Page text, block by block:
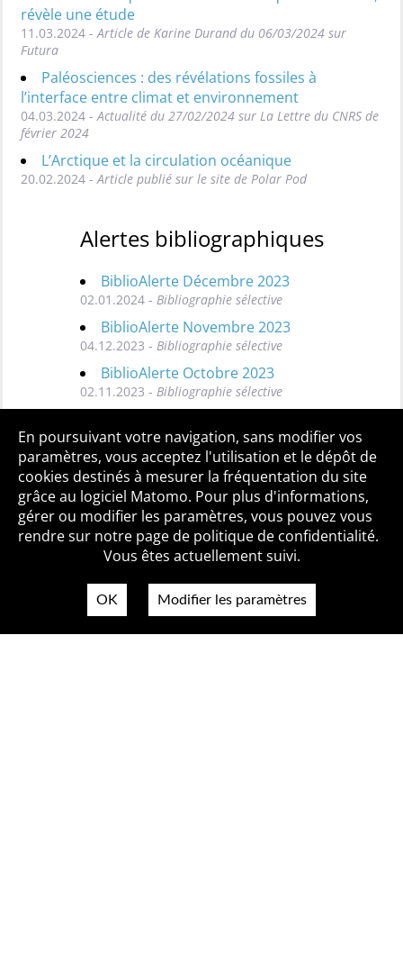
révèle une étude
11.03.2024 - Article de Karine Durand du 06/03/2024 sur
Futura
Paléosciences : des révélations fossiles à
l’interface entre climat et environnement
04.03.2024 - Actualité du 27/02/2024 sur La Lettre du CNRS de
février 2024
L’Arctique et la circulation océanique
20.02.2024 - Article publié sur le site de Polar Pod
Alertes bibliographiques
BiblioAlerte Décembre 2023
02.01.2024 - Bibliographie sélective
BiblioAlerte Novembre 2023
04.12.2023 - Bibliographie sélective
BiblioAlerte Octobre 2023
02.11.2023 - Bibliographie sélective
Toutes les BiblioAlertes
Qui sommes-nous ? Mentions légales
Accessibilité
Politique de confidentialité
Contact
En poursuivant votre navigation, sans modifier vos
paramètres, vous acceptez l'utilisation et le dépôt de
cookies destinés à mesurer la fréquentation du site
grâce au logiciel Matomo. Pour plus d'informations,
gérer ou modifier les paramètres, vous pouvez vous
rendre sur notre page de politique de confidentialité.
Vous êtes actuellement suivi.
OK Modifier les paramètres